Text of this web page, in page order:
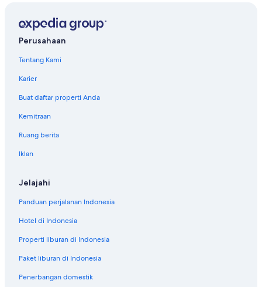
Vila di Kepulauan Tuamotu dan Gambier
Hotel di Mataiva
Hotel di Maupiti
Hotel di Napuka
Accor Hotels di Patio
Marriott Hotels & Resorts di Patio
Hotel Independent di Raiatea
Perusahaan
Tentang Kami
Karier
Buat daftar properti Anda
Kemitraan
Ruang berita
Iklan
Jelajahi
Panduan perjalanan Indonesia
Hotel di Indonesia
Properti liburan di Indonesia
Paket liburan di Indonesia
Penerbangan domestik